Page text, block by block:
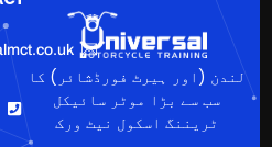
لندن (اور ہیرٹ فورڈشائر) کا
سب سے بڑا موٹر سائیکل
ٹریننگ اسکول نیٹ ورک